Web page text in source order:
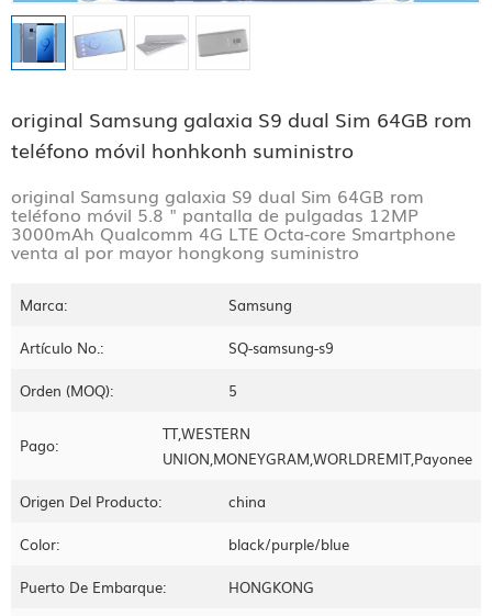
original Samsung galaxia S9 dual Sim 64GB rom
teléfono móvil honhkonh suministro
original Samsung galaxia S9 dual Sim 64GB rom
teléfono móvil 5.8 " pantalla de pulgadas 12MP
3000mAh Qualcomm 4G LTE Octa-core Smartphone
venta al por mayor hongkong suministro
Marca: Samsung
Artículo No.: SQ-samsung-s9
Orden (MOQ): 5
Pago:
TT,WESTERN
UNION,MONEYGRAM,WORLDREMIT,Payonee
Origen Del Producto: china
Color: black/purple/blue
Puerto De Embarque: HONGKONG